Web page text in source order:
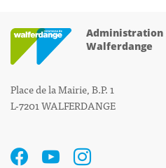
Administration
Walferdange
Place de la Mairie, B.P. 1
L-7201 WALFERDANGE